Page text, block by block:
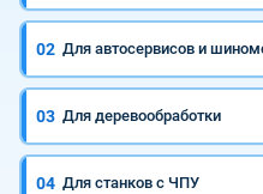
02 Для автосервисов и
03 Для деревообработки
04 Для станков с ЧПУ